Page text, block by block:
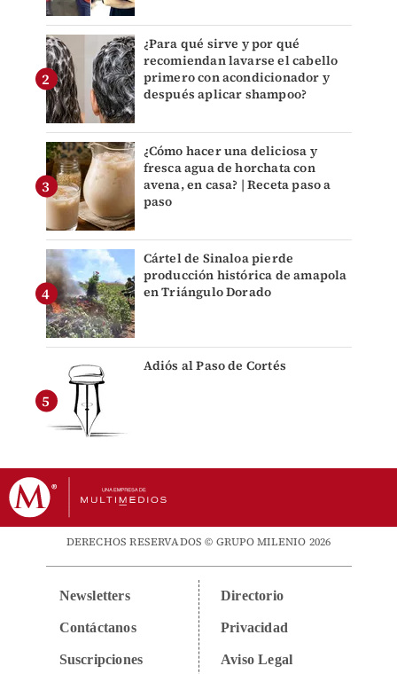
¿Para qué sirve y por qué
recomiendan lavarse el cabello
primero con acondicionador y
después aplicar shampoo?
¿Cómo hacer una deliciosa y
fresca agua de horchata con
avena, en casa? | Receta paso a
paso
Cártel de Sinaloa pierde
producción histórica de amapola
en Triángulo Dorado
Adiós al Paso de Cortés
DERECHOS RESERVADOS © GRUPO MILENIO 2026
Newsletters
Contáctanos
Suscripciones
Directorio
Privacidad
Aviso Legal